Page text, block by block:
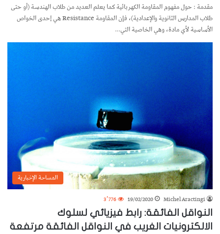
مقدمة : حول مفهوم المقاومة الكهربائية كما يعلم العديد من طلاب الهندسة (أو حتى
طلاب المدارس الثانوية والإعدادية)، فإن المقاومة Resistance هي إحدى الخواص
الأساسية لأي مادة، وهي الخاصية التي…
المساحة الإخبارية
Michel Aractingi
19/02/2020
3٬776
النواقل الفائقة: رابط فيزيائي لسلوك
الالكترونيات الغريب في النواقل الفائقة مرتفعة